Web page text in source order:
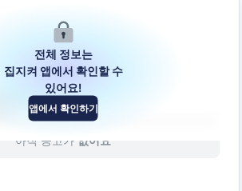
계10길 17-1
아직 공고가 없어요
전체 정보는
집지켜 앱에서 확인할 수
있어요!
앱에서 확인하기